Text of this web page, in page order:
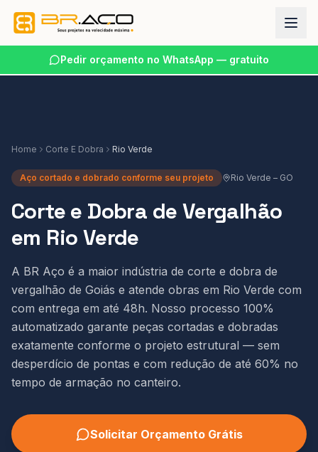
Pedir orçamento no WhatsApp — gratuito
Home Corte E Dobra Rio Verde
Aço cortado e dobrado conforme seu projeto Rio Verde – GO
Corte e Dobra de Vergalhão
em Rio Verde
A BR Aço é a maior indústria de corte e dobra de
vergalhão de Goiás e atende obras em Rio Verde com
com entrega em até 48h. Nosso processo 100%
automatizado garante peças cortadas e dobradas
exatamente conforme o projeto estrutural — sem
desperdício de pontas e com redução de até 60% no
tempo de armação no canteiro.
Solicitar Orçamento Grátis